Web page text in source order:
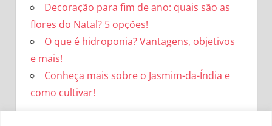
Decoração para fim de ano: quais são as
flores do Natal? 5 opções!
O que é hidroponia? Vantagens, objetivos
e mais!
Conheça mais sobre o Jasmim-da-Índia e
como cultivar!